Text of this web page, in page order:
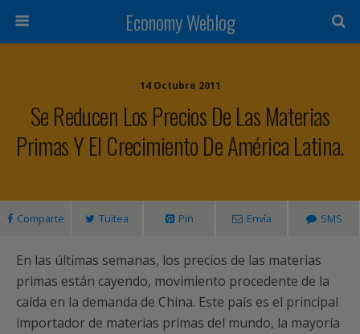
Economy Weblog
14 Octubre 2011
Se Reducen Los Precios De Las Materias
Primas Y El Crecimiento De América Latina.
Comparte Tuitea Pin Envía SMS
En las últimas semanas, los precios de las materias
primas están cayendo, movimiento procedente de la
caída en la demanda de China. Este país es el principal
importador de materias primas del mundo, la mayoría